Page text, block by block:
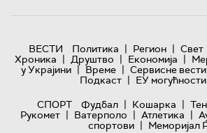
ВЕСТИ Политика | Регион | Свет
Хроника | Друштво | Економија |
у Украјини | Време | Сервисне вести
Подкаст | ЕУ
СПОРТ
Фудбал | Кошарка |
Рукомет | Ватерполо | Атлетика |
спортови | Меморијал